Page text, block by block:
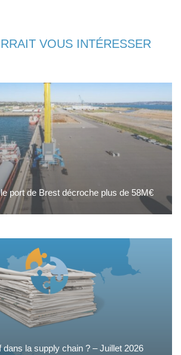
VOUS INTÉRESSER
port de Brest décroche plus de 58M€
dans la supply chain ? – Juillet 2026